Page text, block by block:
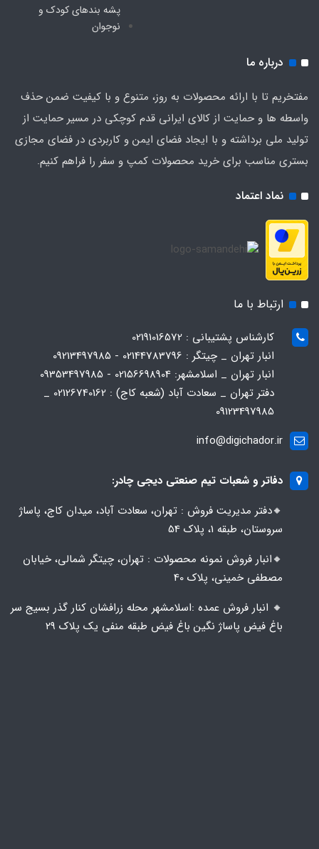
نماد اعتماد
پشه‌ بندهای کودک و
نوجوان
درباره ما
مفتخریم تا با ارائه محصولات به روز، متنوع و با کیفیت ضمن حذف
واسطه ها و حمایت از کالای ایرانی قدم کوچکی در مسیر حمایت از
تولید ملی برداشته و با ایجاد فضای ایمن و کاربردی در فضای مجازی
بستری مناسب برای خرید محصولات کمپ و سفر را فراهم کنیم.
ارتباط با ما
کارشناس پشتیبانی : 02191016572
انبار تهران _ چیتگر : 02144783796 - 09213497985
انبار تهران _ اسلامشهر: 02156698904 - 09353497985
دفتر تهران _ سعادت آباد (شعبه کاج) : 02126740162 _
09123497985
info@digichador.ir
دفاتر و شعبات تیم صنعتی دیجی چادر:
🔸️​​دفتر مدیریت فروش : تهران، سعادت آباد، میدان کاج، پاساژ
سروستان، طبقه 1، پلاک 54
🔸️​​انبار فروش نمونه محصولات : تهران، چیتگر شمالی، خیابان
مصطفی خمینی، پلاک 40
🔸️ انبار فروش عمده :اسلامشهر محله زرافشان کنار گذر بسیج سر
باغ فیض پاساژ نگین باغ فیض طبقه منفی یک پلاک ۲۹